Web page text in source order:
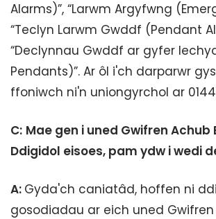
Alarms)”, “Larwm Argyfwng
“Teclyn Larwm Gwddf (Pendant
“Declynnau Gwddf ar gyfer
Pendants)”. Ar ôl i'ch darparwr
ffoniwch ni'n uniongyrchol ar
C: Mae gen i uned Gwifren Achub
Ddigidol eisoes, pam ydw i wedi
A: Gyda'ch caniatâd, hoffen ni
gosodiadau ar eich uned Gwifren